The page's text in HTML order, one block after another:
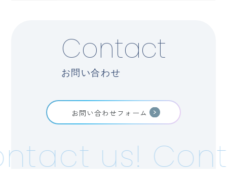
Contact
お問い合わせ
お問い合わせフォーム
us!